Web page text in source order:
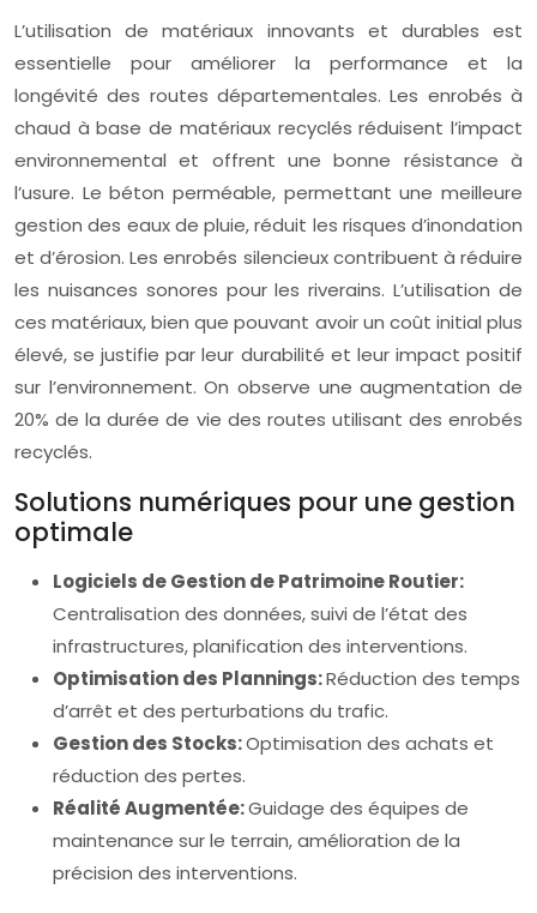
L’utilisation de matériaux innovants et durables est
essentielle pour améliorer la performance et la
longévité des routes départementales. Les enrobés à
chaud à base de matériaux recyclés réduisent l’impact
environnemental et offrent une bonne résistance à
l’usure. Le béton perméable, permettant une meilleure
gestion des eaux de pluie, réduit les risques d’inondation
et d’érosion. Les enrobés silencieux contribuent à réduire
les nuisances sonores pour les riverains. L’utilisation de
ces matériaux, bien que pouvant avoir un coût initial plus
élevé, se justifie par leur durabilité et leur impact positif
sur l’environnement. On observe une augmentation de
20% de la durée de vie des routes utilisant des enrobés
recyclés.
Solutions numériques pour une gestion
optimale
Logiciels de Gestion de Patrimoine Routier:
Centralisation des données, suivi de l’état des
infrastructures, planification des interventions.
Optimisation des Plannings:Réduction des temps
d’arrêt et des perturbations du trafic.
Gestion des Stocks:Optimisation des achats et
réduction des pertes.
Réalité Augmentée:Guidage des équipes de
maintenance sur le terrain, amélioration de la
précision des interventions.